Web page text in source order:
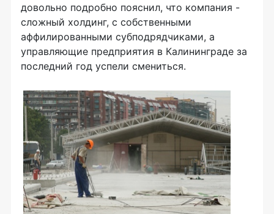
довольно подробно пояснил, что компания -
сложный холдинг, с собственными
аффилированными субподрядчиками, а
управляющие предприятия в Калининграде за
последний год успели смениться.